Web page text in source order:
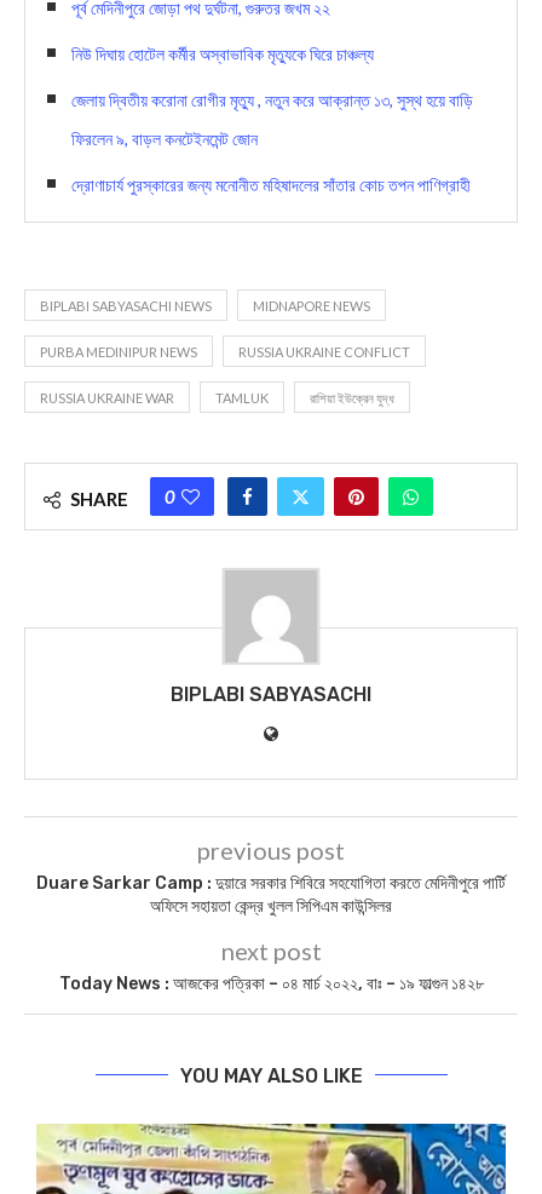
পূর্ব মেদিনীপুরে জোড়া পথ দুর্ঘটনা, গুরুতর জখম ২২
নিউ দিঘায় হোটেল কর্মীর অস্বাভাবিক মৃত্যুকে ঘিরে চাঞ্চল্য
জেলায় দ্বিতীয় করোনা রোগীর মৃত্যু , নতুন করে আক্রান্ত ১৩, সুস্থ হয়ে বাড়ি
ফিরলেন ৯, বাড়ল কনটেইনমেন্ট জোন
দ্রোণাচার্য পুরস্কারের জন্য মনোনীত মহিষাদলের সাঁতার কোচ তপন পাণিগ্রাহী
BIPLABI SABYASACHI NEWS MIDNAPORE NEWS
PURBA MEDINIPUR NEWS RUSSIA UKRAINE CONFLICT
RUSSIA UKRAINE WAR TAMLUK রাশিয়া ইউক্রেন যুদ্ধ
SHARE 0
BIPLABI SABYASACHI
previous post
Duare Sarkar Camp : দুয়ারে সরকার শিবিরে সহযোগিতা করতে মেদিনীপুরে পার্টি
অফিসে সহায়তা কেন্দ্র খুলল সিপিএম কাউন্সিলর
next post
Today News : আজকের পত্রিকা – ০৪ মার্চ ২০২২, বাঃ – ১৯ ফাল্গুন ১৪২৮
YOU MAY ALSO LIKE